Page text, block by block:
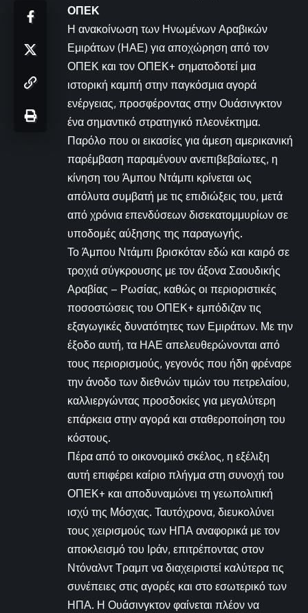
ΟΠΕΚ
Η ανακοίνωση των Ηνωμένων Αραβικών
Εμιράτων (ΗΑΕ) για αποχώρηση από τον
ΟΠΕΚ και τον ΟΠΕΚ+ σηματοδοτεί μια
ιστορική καμπή στην παγκόσμια αγορά
ενέργειας, προσφέροντας στην Ουάσινγκτον
ένα σημαντικό στρατηγικό πλεονέκτημα.
Παρόλο που οι εικασίες για άμεση αμερικανική
παρέμβαση παραμένουν ανεπιβεβαίωτες, η
κίνηση του Άμπου Ντάμπι κρίνεται ως
απόλυτα συμβατή με τις επιδιώξεις του, μετά
από χρόνια επενδύσεων δισεκατομμυρίων σε
υποδομές αύξησης της παραγωγής.
Το Άμπου Ντάμπι βρισκόταν εδώ και καιρό σε
τροχιά σύγκρουσης με τον άξονα Σαουδικής
Αραβίας – Ρωσίας, καθώς οι περιοριστικές
ποσοστώσεις του ΟΠΕΚ+ εμπόδιζαν τις
εξαγωγικές δυνατότητες των Εμιράτων. Με την
έξοδο αυτή, τα ΗΑΕ απελευθερώνονται από
τους περιορισμούς, γεγονός που ήδη φρέναρε
την άνοδο των διεθνών τιμών του πετρελαίου,
καλλιεργώντας προσδοκίες για μεγαλύτερη
επάρκεια στην αγορά και σταθεροποίηση του
κόστους.
Πέρα από το οικονομικό σκέλος, η εξέλιξη
αυτή επιφέρει καίριο πλήγμα στη συνοχή του
ΟΠΕΚ+ και αποδυναμώνει τη γεωπολιτική
ισχύ της Μόσχας. Ταυτόχρονα, διευκολύνει
τους χειρισμούς των ΗΠΑ αναφορικά με τον
αποκλεισμό του Ιράν, επιτρέποντας στον
Ντόναλντ Τραμπ να διαχειριστεί καλύτερα τις
συνέπειες στις αγορές και στο εσωτερικό των
ΗΠΑ. Η Ουάσινγκτον φαίνεται πλέον να